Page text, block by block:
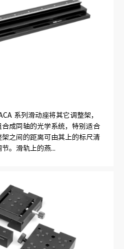
系列滑动座将其它调整架，
成同轴的光学系统，特别适合
之间的距离可由其上的标尺清
。滑轨上的燕...